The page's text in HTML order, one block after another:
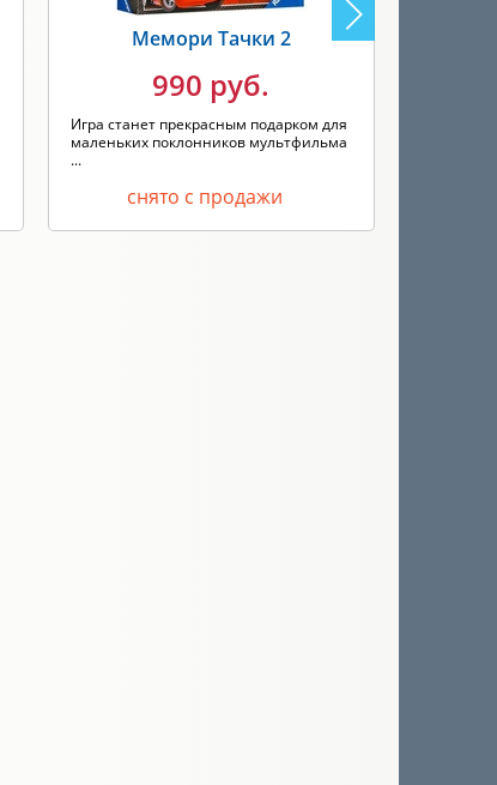
Мемори Тачки 2
990 руб.
Игра станет прекрасным подарком для
маленьких поклонников мультфильма
...
снято с продажи